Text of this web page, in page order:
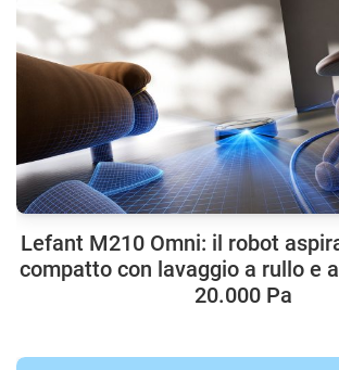
Lefant M210 Omni: il robot
compatto con lavaggio a rullo e
20.000 Pa